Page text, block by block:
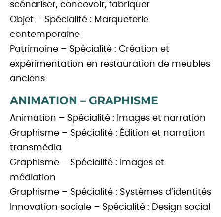
scénariser, concevoir, fabriquer
Objet – Spécialité : Marqueterie
contemporaine
Patrimoine – Spécialité : Création et
expérimentation en restauration de meubles
anciens
ANIMATION – GRAPHISME
Animation – Spécialité : Images et narration
Graphisme – Spécialité : Édition et narration
transmédia
Graphisme – Spécialité : Images et
médiation
Graphisme – Spécialité : Systèmes d’identités
Innovation sociale – Spécialité : Design social